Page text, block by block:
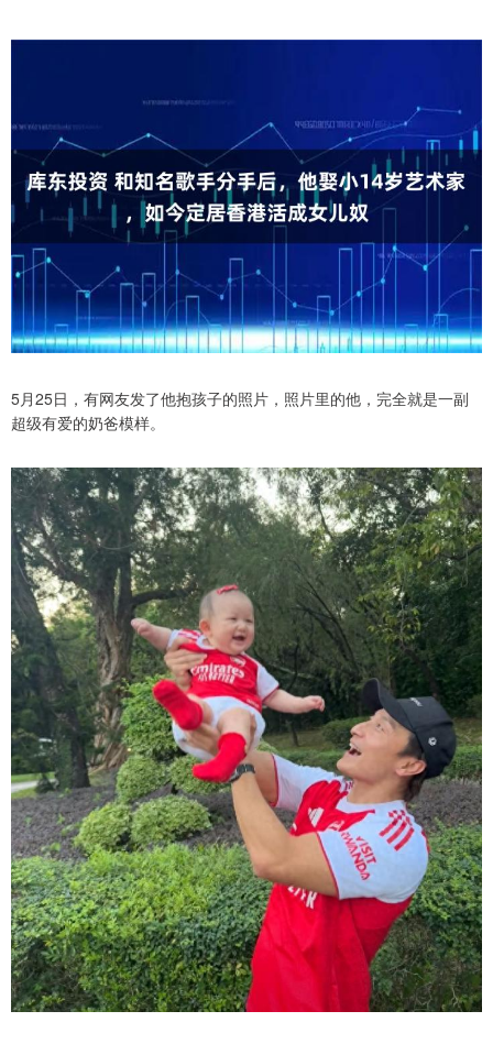
5月25日，有网友发了他抱孩子的照片，照片里的他，完全就是一副
超级有爱的奶爸模样。